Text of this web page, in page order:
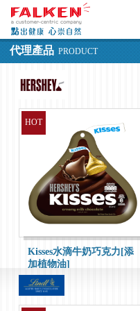
代理產品 PRODUCT
HOT
Kisses水滴牛奶巧克力[添
加植物油]
NEW